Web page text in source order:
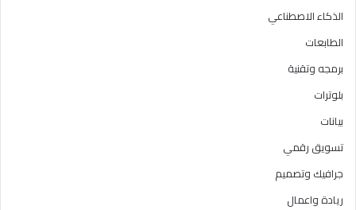
الذكاء الاصطناعي
الطابعات
برمجه وتقنية
بلوترات
بيانات
تسويق رقمي
جرافيك وتصميم
ريادة واعمال